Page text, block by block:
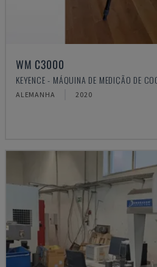
WM C3000
KEYENCE - MÁQUINA DE MEDIÇÃO DE
ALEMANHA 2020